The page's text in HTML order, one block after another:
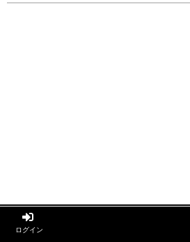

ログイン